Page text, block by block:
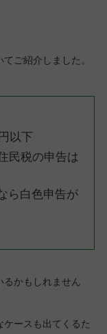
ご紹介しました。
以下
民税の申告は
ら白色申告が
るかもしれません
ースも出てくるた